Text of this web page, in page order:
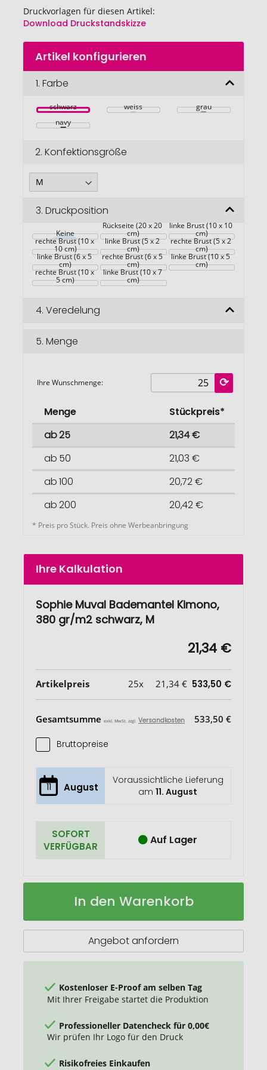
Druckvorlagen für diesen Artikel:
Download Druckstandskizze
Zum
Anfang
Bildgalerie
Artikel konfigurieren
1. Farbe
schwarz weiss
grau
navy
2. Konfektionsgröße
3. Druckposition
Keine
Rückseite (20 x 20
cm)
linke Brust (10 x 10
cm)
rechte Brust (10 x
10 cm)
linke Brust (5 x 2
cm)
rechte Brust (5 x 2
cm)
linke Brust (6 x 5
cm)
rechte Brust (6 x 5
cm)
linke Brust (10 x 5
cm)
rechte Brust (10 x
5 cm)
linke Brust (10 x 7
cm)
4. Veredelung
5. Menge
Ihre Wunschmenge:
Menge
Stückpreis*
ab 25
21,34 €
ab 50
21,03 €
ab 100
20,72 €
ab 200
20,42 €
* Preis pro Stück. Preis ohne Werbeanbringung
Ihre Kalkulation
Sophie Muval Bademantel Kimono,
380 gr/m2 schwarz, M
21,34 €
Artikelpreis 25x 21,34 € 533,50 €
Gesamtsumme exkl. MwSt. zzgl. Versandkosten 533,50 €
Bruttopreise
11 August
Voraussichtliche Lieferung
am11. August
SOFORT
VERFÜGBAR
Auf Lager
Kimono,
In den Warenkorb
Angebot anfordern
Kostenloser E-Proof am selben Tag
Mit Ihrer Freigabe startet die Produktion
Professioneller Datencheck für 0,00€
Wir prüfen Ihr Logo für den Druck
Risikofreies Einkaufen